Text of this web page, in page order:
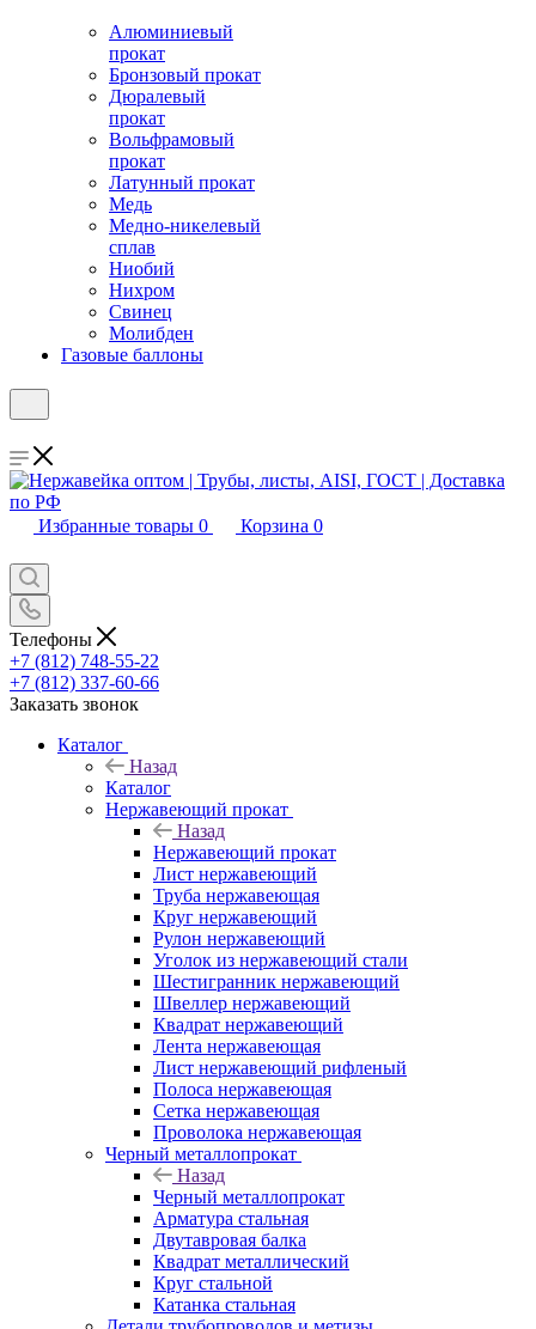
Алюминиевый
прокат
Бронзовый прокат
Дюралевый
прокат
Вольфрамовый
прокат
Латунный прокат
Медь
Медно-никелевый
сплав
Ниобий
Нихром
Свинец
Молибден
Газовые баллоны
Избранные товары 0 Корзина 0
Телефоны
+7 (812) 748-55-22
+7 (812) 337-60-66
Заказать звонок
Каталог
Назад
Каталог
Нержавеющий прокат
Назад
Нержавеющий прокат
Лист нержавеющий
Труба нержавеющая
Круг нержавеющий
Рулон нержавеющий
Уголок из нержавеющий стали
Шестигранник нержавеющий
Швеллер нержавеющий
Квадрат нержавеющий
Лента нержавеющая
Лист нержавеющий рифленый
Полоса нержавеющая
Сетка нержавеющая
Проволока нержавеющая
Черный металлопрокат
Назад
Черный металлопрокат
Арматура стальная
Двутавровая балка
Квадрат металлический
Круг стальной
Катанка стальная